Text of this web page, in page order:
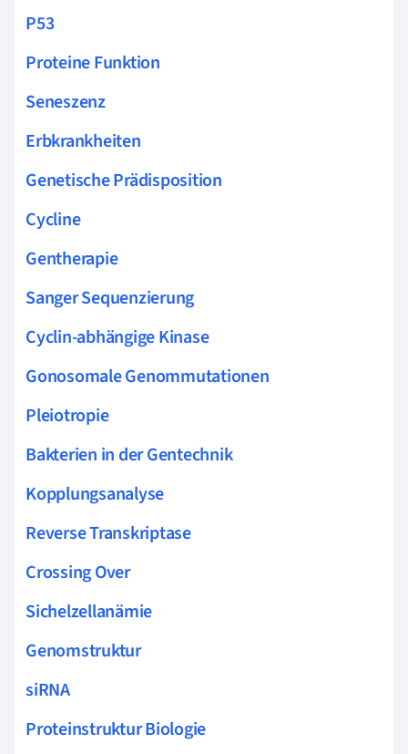
P53
Proteine Funktion
Seneszenz
Erbkrankheiten
Genetische Prädisposition
Cycline
Gentherapie
Sanger Sequenzierung
Cyclin-abhängige Kinase
Gonosomale Genommutationen
Pleiotropie
Bakterien in der Gentechnik
Kopplungsanalyse
Reverse Transkriptase
Crossing Over
Sichelzellanämie
Genomstruktur
siRNA
Proteinstruktur Biologie